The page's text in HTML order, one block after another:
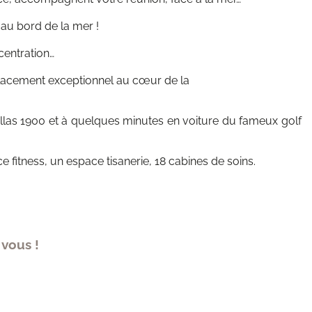
bord de la mer !
exceptionnel au cœur de la
1900 et à quelques minutes en voiture du fameux golf
un espace tisanerie, 18 cabines de soins.
!